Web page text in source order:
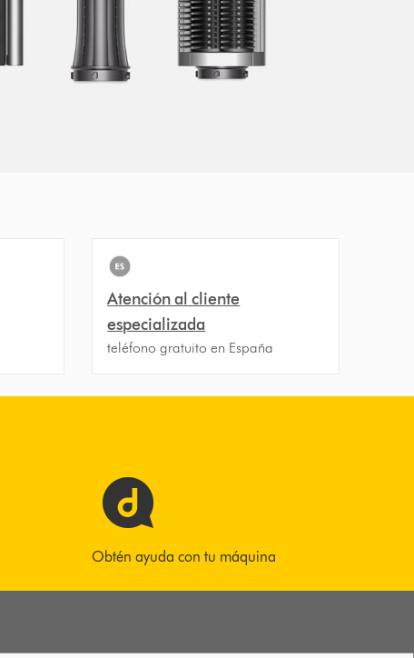
Atención al cliente
especializada
teléfono gratuito en España
Obtén ayuda con tu máquina